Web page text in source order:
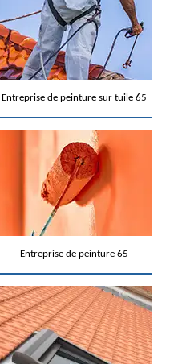
Entreprise de peinture sur tuile 65
Entreprise de peinture 65